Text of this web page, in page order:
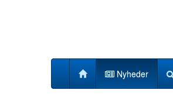
Nyheder